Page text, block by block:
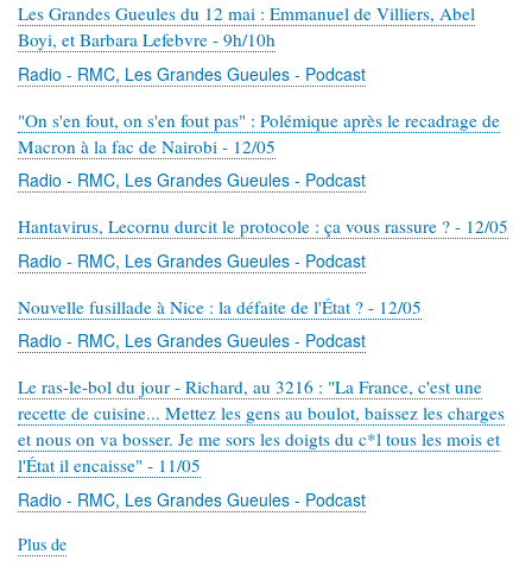
Les Grandes Gueules du 12 mai : Emmanuel de Villiers, Abel
Boyi, et Barbara Lefebvre - 9h/10h
Radio - RMC, Les Grandes Gueules - Podcast
"On s'en fout, on s'en fout pas" : Polémique après le recadrage de
Macron à la fac de Nairobi - 12/05
Radio - RMC, Les Grandes Gueules - Podcast
Hantavirus, Lecornu durcit le protocole : ça vous rassure ? - 12/05
Radio - RMC, Les Grandes Gueules - Podcast
Nouvelle fusillade à Nice : la défaite de l'État ? - 12/05
Radio - RMC, Les Grandes Gueules - Podcast
Le ras-le-bol du jour - Richard, au 3216 : "La France, c'est une
recette de cuisine... Mettez les gens au boulot, baissez les charges
et nous on va bosser. Je me sors les doigts du c*l tous les mois et
l'État il encaisse" - 11/05
Radio - RMC, Les Grandes Gueules - Podcast
Plus de